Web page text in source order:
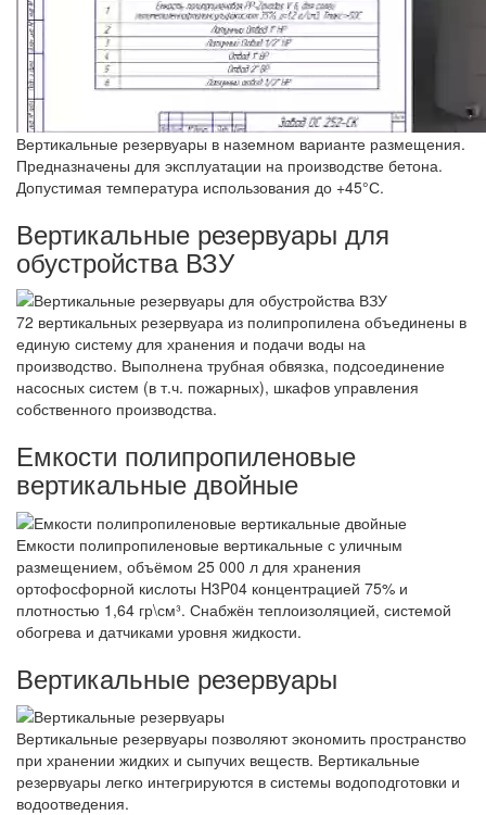
Вертикальные резервуары в наземном варианте размещения.
Предназначены для эксплуатации на производстве бетона.
Допустимая температура использования до +45°С.
Вертикальные резервуары для
обустройства ВЗУ
72 вертикальных резервуара из полипропилена объединены в
единую систему для хранения и подачи воды на
производство. Выполнена трубная обвязка, подсоединение
насосных систем (в т.ч. пожарных), шкафов управления
собственного производства.
Емкости полипропиленовые
вертикальные двойные
Емкости полипропиленовые вертикальные с уличным
размещением, объёмом 25 000 л для хранения
ортофосфорной кислоты H3P04 концентрацией 75% и
плотностью 1,64 гр\см³. Снабжён теплоизоляцией, системой
обогрева и датчиками уровня жидкости.
Вертикальные резервуары
Вертикальные резервуары позволяют экономить пространство
при хранении жидких и сыпучих веществ. Вертикальные
резервуары легко интегрируются в системы водоподготовки и
водоотведения.